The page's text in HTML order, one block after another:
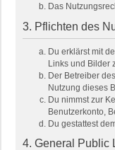
Das
3. Pflichten des
Du erklärst mit
Links und Bilder
Der Betreiber
Nutzung dieses
Du nimmst zur
Benutzerkonto,
Du gestattest
4. General Public